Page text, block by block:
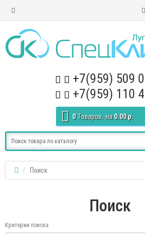
+7(959) 509
+7(959) 110
0 Tоваров, на 0.00 р.
Поиск
Поиск
Критерии поиска